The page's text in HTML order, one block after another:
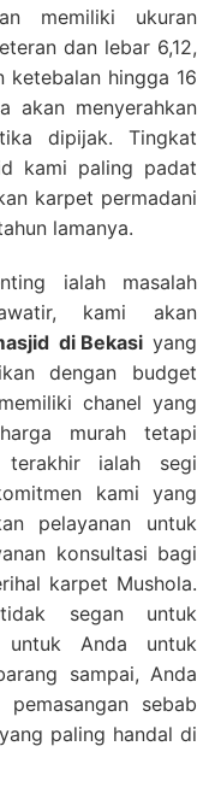
memiliki ukuran
dan lebar 6,12,
ketebalan hingga 16
akan menyerahkan
dipijak. Tingkat
kami paling padat
karpet permadani
lamanya.
ialah masalah
kami akan
di Bekasi yang
dengan budget
chanel yang
murah tetapi
ialah segi
kami yang
pelayanan untuk
konsultasi bagi
karpet Mushola.
segan untuk
untuk Anda untuk
sampai, Anda
sebab
paling handal di